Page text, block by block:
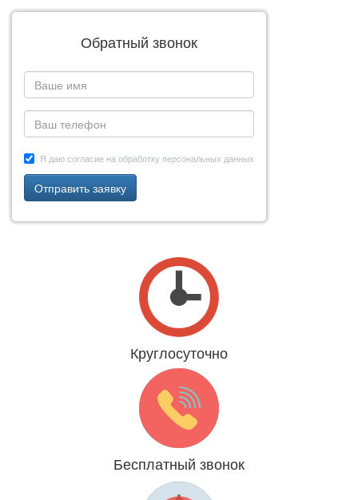
Обратный звонок
Я даю согласие на обработку персональных данных
Отправить заявку
Круглосуточно
Даже 31 декабря и 1 января
Бесплатный звонок
Мы платим за Вас